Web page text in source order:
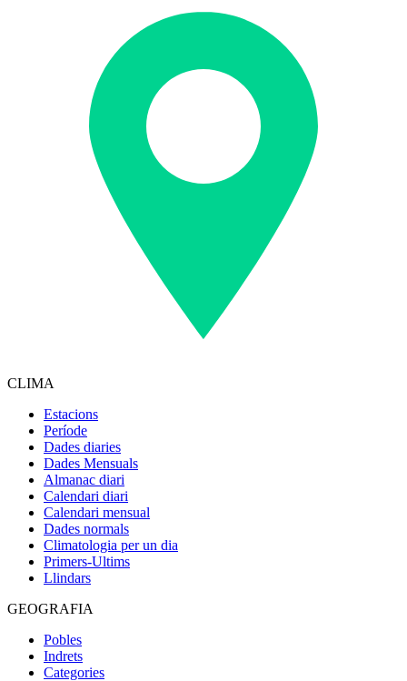
CLIMA
Estacions
Període
Dades diaries
Dades Mensuals
Almanac diari
Calendari diari
Calendari mensual
Dades normals
Climatologia per un dia
Primers-Ultims
Llindars
GEOGRAFIA
Pobles
Indrets
Categories